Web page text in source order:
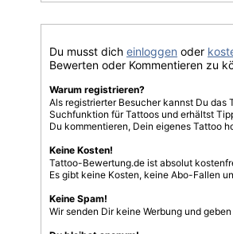
Du musst dich einloggen oder
Bewerten oder Kommentieren zu
Warum registrieren?
Als registrierter Besucher kannst Du
Suchfunktion für Tattoos und erhältst
Du kommentieren, Dein eigenes Tattoo
Keine Kosten!
Tattoo-Bewertung.de ist absolut
Es gibt keine Kosten, keine Abo-Fallen
Keine Spam!
Wir senden Dir keine Werbung und